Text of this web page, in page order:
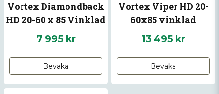
Vortex Diamondback
HD 20-60 x 85 Vinklad
7 995 kr
Bevaka
Vortex Viper HD 20-
60x85 vinklad
13 495 kr
Bevaka